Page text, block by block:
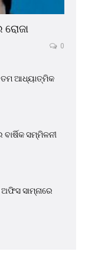
ରୋଜା
0
ତମ ଆଧ୍ୟାତ୍ମିକ
ସମ୍ମିଳନୀ
ସାମ୍ନାରେ